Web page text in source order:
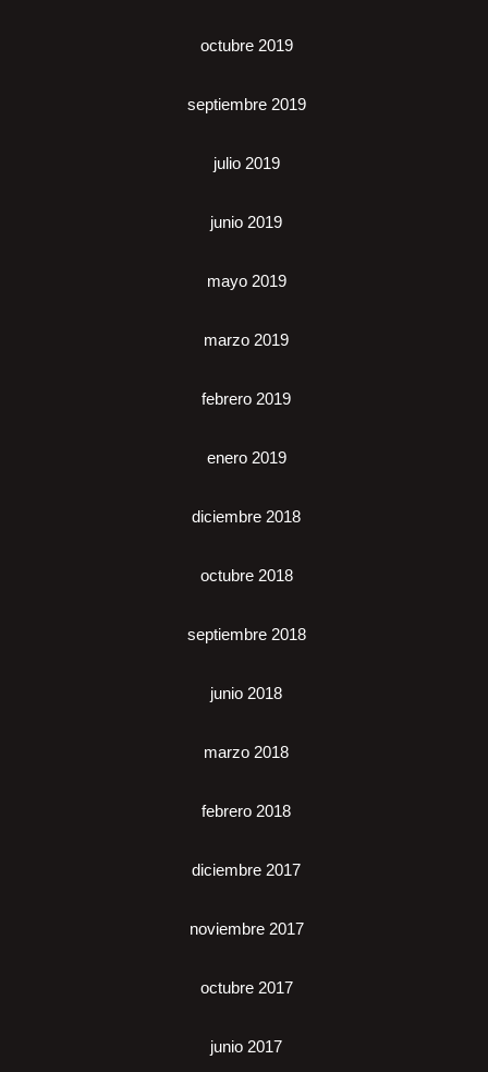
octubre 2019
septiembre 2019
julio 2019
junio 2019
mayo 2019
marzo 2019
febrero 2019
enero 2019
diciembre 2018
octubre 2018
septiembre 2018
junio 2018
marzo 2018
febrero 2018
diciembre 2017
noviembre 2017
octubre 2017
junio 2017